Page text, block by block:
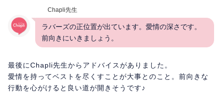
Chapli先生
ラバーズの正位置が出ています。愛情の深さです。
前向きにいきましょう。
最後にChapli先生からアドバイスがありました。
愛情を持ってベストを尽くすことが大事とのこと。前向きな
行動を心がけると良い道が開きそうです♪